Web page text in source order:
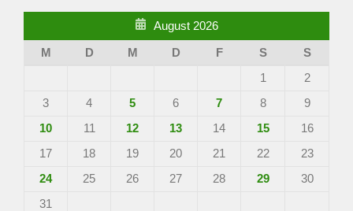
August 2026
M D M D F S
S
1
2
3
4 5 6 7 8
9
10
11 12 13 14 15
16
17
18 19 20 21 22
23
24
25 26 27 28 29
30
31